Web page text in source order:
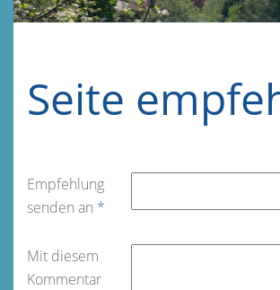
Seite
Empfehlung
senden an *
Mit diesem
Kommentar